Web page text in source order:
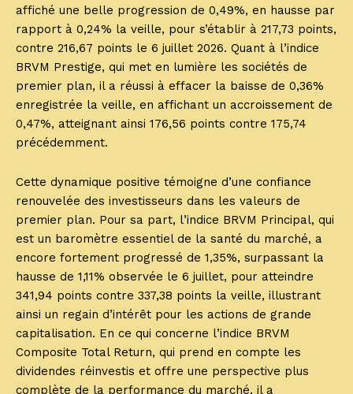
affiché une belle progression de 0,49%, en hausse par
rapport à 0,24% la veille, pour s’établir à 217,73 points,
contre 216,67 points le 6 juillet 2026. Quant à l’indice
BRVM Prestige, qui met en lumière les sociétés de
premier plan, il a réussi à effacer la baisse de 0,36%
enregistrée la veille, en affichant un accroissement de
0,47%, atteignant ainsi 176,56 points contre 175,74
précédemment.
Cette dynamique positive témoigne d’une confiance
renouvelée des investisseurs dans les valeurs de
premier plan. Pour sa part, l’indice BRVM Principal, qui
est un baromètre essentiel de la santé du marché, a
encore fortement progressé de 1,35%, surpassant la
hausse de 1,11% observée le 6 juillet, pour atteindre
341,94 points contre 337,38 points la veille, illustrant
ainsi un regain d’intérêt pour les actions de grande
capitalisation. En ce qui concerne l’indice BRVM
Composite Total Return, qui prend en compte les
dividendes réinvestis et offre une perspective plus
complète de la performance du marché, il a